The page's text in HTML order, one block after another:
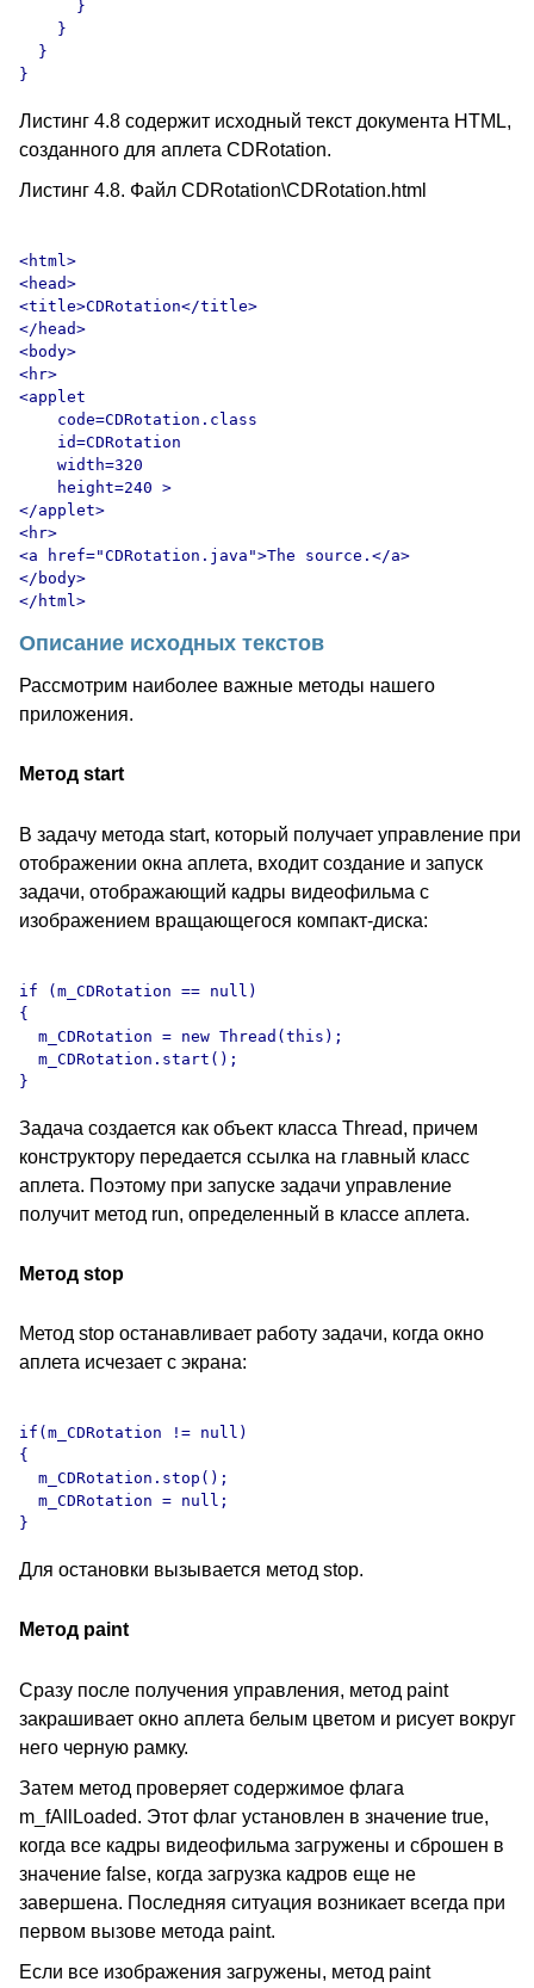
      }
    }
  }
Листинг 4.8 содержит исходный текст документа HTML,
созданного для аплета CDRotation.
Листинг 4.8. Файл CDRotation\CDRotation.html
<html>
<head>
<title>CDRotation</title>
</head>
<body>
<hr>
<applet
    code=CDRotation.class
    id=CDRotation
    width=320
    height=240 >
</applet>
<hr>
<a href="CDRotation.java">The source.</a>
</body>
Описание исходных текстов
Рассмотрим наиболее важные методы нашего
приложения.
Метод start
В задачу метода start, который получает управление при
отображении окна аплета, входит создание и запуск
задачи, отображающий кадры видеофильма с
изображением вращающегося компакт-диска:
if (m_CDRotation == null)
{
  m_CDRotation = new Thread(this);
  m_CDRotation.start();
Задача создается как объект класса Thread, причем
конструктору передается ссылка на главный класс
аплета. Поэтому при запуске задачи управление
получит метод run, определенный в классе аплета.
Метод stop
Метод stop останавливает работу задачи, когда окно
аплета исчезает с экрана:
if(m_CDRotation != null)
{
  m_CDRotation.stop();
  m_CDRotation = null;
Для остановки вызывается метод stop.
Метод paint
Сразу после получения управления, метод paint
закрашивает окно аплета белым цветом и рисует вокруг
него черную рамку.
Затем метод проверяет содержимое флага
m_fAllLoaded. Этот флаг установлен в значение true,
когда все кадры видеофильма загружены и сброшен в
значение false, когда загрузка кадров еще не
завершена. Последняя ситуация возникает всегда при
первом вызове метода paint.
Если все изображения загружены, метод paint